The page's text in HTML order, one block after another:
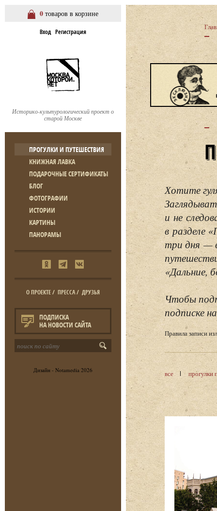
0 товаров в корзине
Вход Регистрация
Историко-культурологический проект о
старой Москве
ПРОГУЛКИ И ПУТЕШЕСТВИЯ
КНИЖНАЯ ЛАВКА
ПОДАРОЧНЫЕ СЕРТИФИКАТЫ
БЛОГ
ФОТОГРАФИИ
ИСТОРИИ
КАРТИНЫ
ПАНОРАМЫ
О ПРОЕКТЕ/ ПРЕССА/ ДРУЗЬЯ
ПОДПИСКА
НА НОВОСТИ САЙТА
Дизайн - Notamedia 2026
Хотите
и не
в разделе
три дня —
«Дальние,
Чтобы
подписке
Правила записи
все прогулки